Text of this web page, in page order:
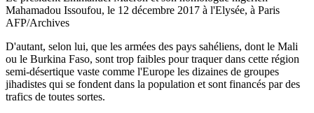
Mahamadou Issoufou, le 12 décembre 2017 à l'Elysée, à Paris
AFP/Archives
D'autant, selon lui, que les armées des pays sahéliens, dont le Mali
ou le Burkina Faso, sont trop faibles pour traquer dans cette région
semi-désertique vaste comme l'Europe les dizaines de groupes
jihadistes qui se fondent dans la population et sont financés par des
trafics de toutes sortes.